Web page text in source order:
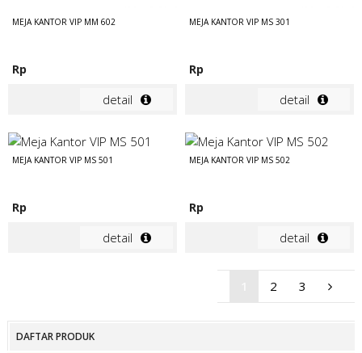
MEJA KANTOR VIP MM 602
Rp
detail
MEJA KANTOR VIP MS 301
Rp
detail
MEJA KANTOR VIP MS 501
Rp
detail
MEJA KANTOR VIP MS 502
Rp
detail
2 3
DAFTAR PRODUK